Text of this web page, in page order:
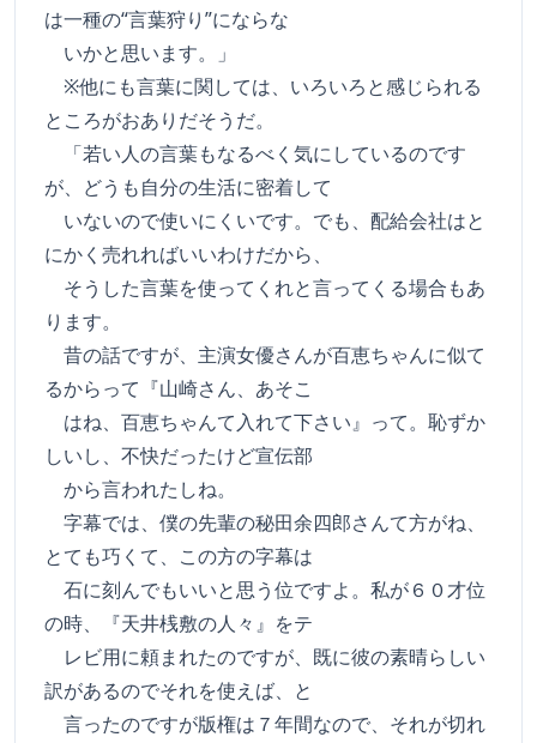
は一種の“言葉狩り”にならな
いかと思います。」
※他にも言葉に関しては、いろいろと感じられる
ところがおありだそうだ。
「若い人の言葉もなるべく気にしているのです
が、どうも自分の生活に密着して
いないので使いにくいです。でも、配給会社はと
にかく売れればいいわけだから、
そうした言葉を使ってくれと言ってくる場合もあ
ります。
昔の話ですが、主演女優さんが百恵ちゃんに似て
るからって『山崎さん、あそこ
はね、百恵ちゃんて入れて下さい』って。恥ずか
しいし、不快だったけど宣伝部
から言われたしね。
字幕では、僕の先輩の秘田余四郎さんて方がね、
とても巧くて、この方の字幕は
石に刻んでもいいと思う位ですよ。私が６０才位
の時、『天井桟敷の人々』をテ
レビ用に頼まれたのですが、既に彼の素晴らしい
訳があるのでそれを使えば、と
言ったのですが版権は７年間なので、それが切れ